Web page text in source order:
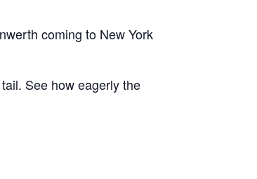
coming to New York
See how eagerly the